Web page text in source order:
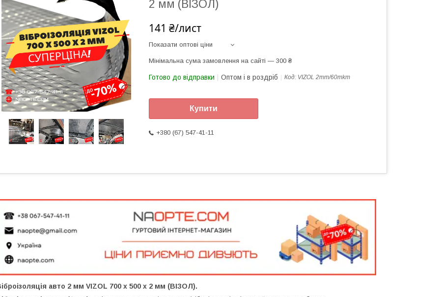
2 мм (ВІЗОЛ)
141 ₴/лист
Показати оптові ціни
Мінімальна сума замовлення на сайті — 300 ₴
Готово до відправки Оптом і в роздріб Код: VIZOL 2mm/60mkm
Купити
+380 (67) 547-41-11
авто 2 мм VIZOL 700 х 500 х 2 мм (ВІЗОЛ).